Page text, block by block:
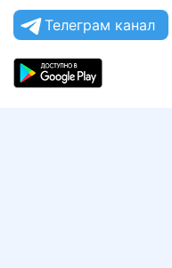
Телеграм канал